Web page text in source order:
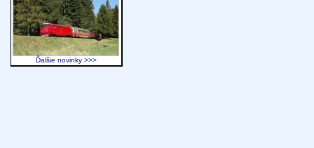
Ďalšie novinky >>>